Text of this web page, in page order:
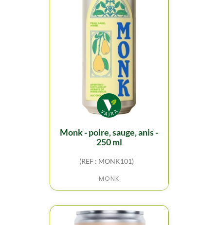
monk - poire, sauge, anis -
250 ml
(REF : MONK101)
MONK